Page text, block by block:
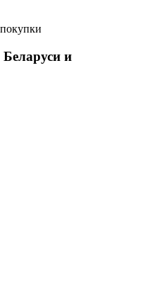
Беларуси и